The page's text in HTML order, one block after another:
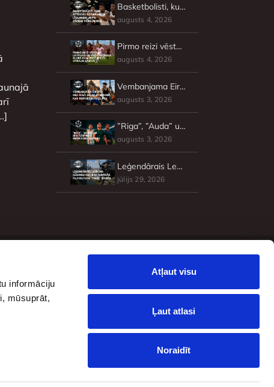
informāciju
mūsuprāt,
Atļaut visu
Ļaut atlasi
Noraidīt
Basketbolisti, kuri atteicās no brangiem līgumiem un pie tādiem vairs netika
augusts 4, 2026
Pirmo reizi vēsturē Latvijas sieviešu futbola klubs kvalificējies ČL otrajai kārtai
augusts 4, 2026
Vembanjama Eiropā: NBA mači jaunajā sezonā, kas nenorisināsies ASV
augusts 3, 2026
”Riga”, ”Auda” un RFS turpinās Eirokausu sezonu
augusts 3, 2026
Leģendārais Lebrons Džeimss karjeru turpinās Filadelfijas ”76ers” rindās
jūlijs 29, 2026